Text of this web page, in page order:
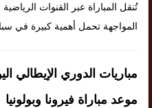
تُنقل المباراة عبر القنوات الرياضية
المواجهة تحمل أهمية كبيرة في
مباريات الدوري الإيطالي
موعد مباراة فيرونا وبولونيا